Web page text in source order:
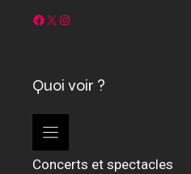
Facebook
X Instagram
Quoi voir ?
Concerts et spectacles